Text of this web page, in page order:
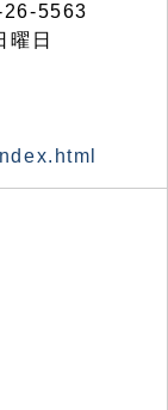
5563
曜日